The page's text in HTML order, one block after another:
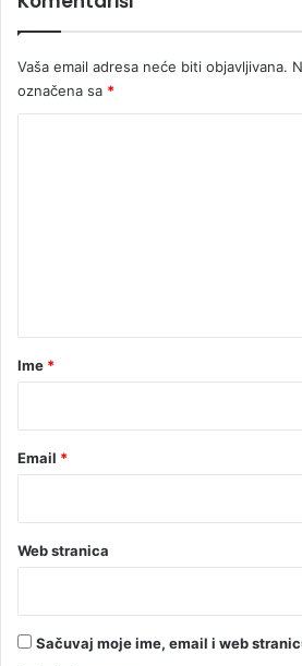
Vaša email adresa neće biti objavljivana.
označena sa *
r
Ime *
Email *
Web stranica
Sačuvaj moje ime, email i web